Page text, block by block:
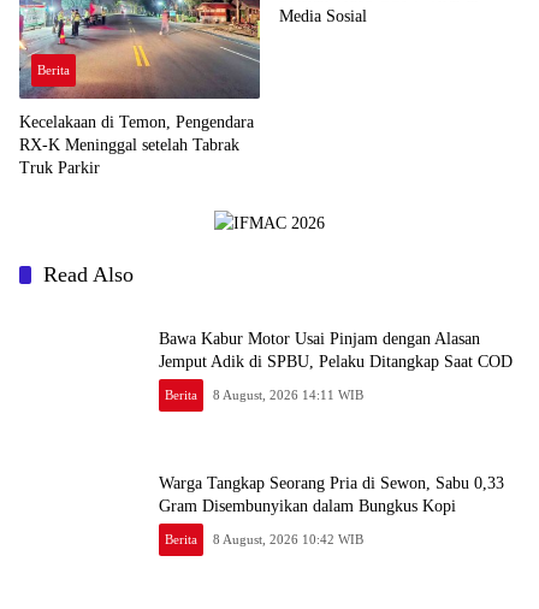
Berita
Kecelakaan di Temon, Pengendara
RX-K Meninggal setelah Tabrak
Truk Parkir
Media Sosial
Read Also
Bawa Kabur Motor Usai Pinjam dengan Alasan
Jemput Adik di SPBU, Pelaku Ditangkap Saat COD
Berita 8 August, 2026 14:11 WIB
Warga Tangkap Seorang Pria di Sewon, Sabu 0,33
Gram Disembunyikan dalam Bungkus Kopi
Berita 8 August, 2026 10:42 WIB